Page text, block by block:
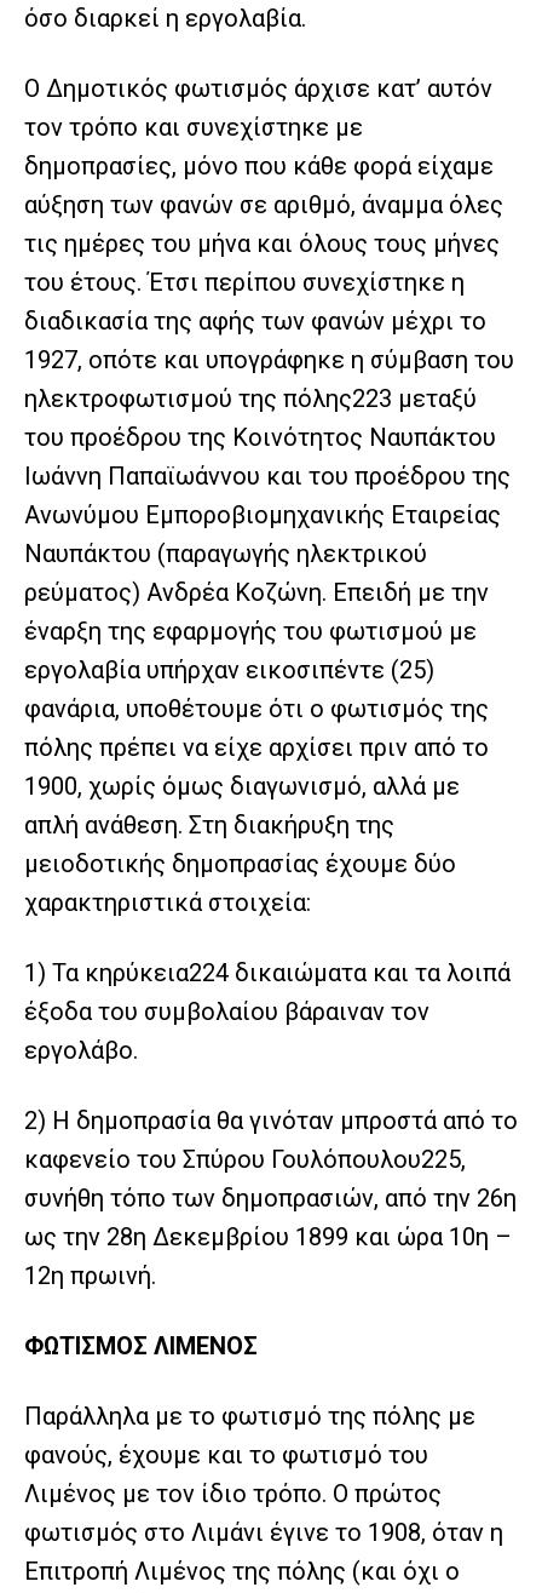
όσο διαρκεί η εργολαβία.
Ο Δημοτικός φωτισμός άρχισε κατ’ αυτόν
τον τρόπο και συνεχίστηκε με
δημοπρασίες, μόνο που κάθε φορά είχαμε
αύξηση των φανών σε αριθμό, άναμμα όλες
τις ημέρες του μήνα και όλους τους μήνες
του έτους. Έτσι περίπου συνεχίστηκε η
διαδικασία της αφής των φανών μέχρι το
1927, οπότε και υπογράφηκε η σύμβαση του
ηλεκτροφωτισμού της πόλης223 μεταξύ
του προέδρου της Κοινότητος Ναυπάκτου
Ιωάννη Παπαϊωάννου και του προέδρου της
Ανωνύμου Εμποροβιομηχανικής Εταιρείας
Ναυπάκτου (παραγωγής ηλεκτρικού
ρεύματος) Ανδρέα Κοζώνη. Επειδή με την
έναρξη της εφαρμογής του φωτισμού με
εργολαβία υπήρχαν εικοσιπέντε (25)
φανάρια, υποθέτουμε ότι ο φωτισμός της
πόλης πρέπει να είχε αρχίσει πριν από το
1900, χωρίς όμως διαγωνισμό, αλλά με
απλή ανάθεση. Στη διακήρυξη της
μειοδοτικής δημοπρασίας έχουμε δύο
χαρακτηριστικά στοιχεία:
1) Τα κηρύκεια224 δικαιώματα και τα λοιπά
έξοδα του συμβολαίου βάραιναν τον
εργολάβο.
2) Η δημοπρασία θα γινόταν μπροστά από το
καφενείο του Σπύρου Γουλόπουλου225,
συνήθη τόπο των δημοπρασιών, από την 26η
ως την 28η Δεκεμβρίου 1899 και ώρα 10η –
12η πρωινή.
ΦΩΤΙΣΜΟΣ ΛΙΜΕΝΟΣ
Παράλληλα με το φωτισμό της πόλης με
φανούς, έχουμε και το φωτισμό του
Λιμένος με τον ίδιο τρόπο. Ο πρώτος
φωτισμός στο Λιμάνι έγινε το 1908, όταν η
Επιτροπή Λιμένος της πόλης (και όχι ο